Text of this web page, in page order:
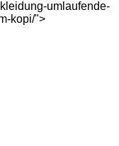
umlaufende-
kopi/">